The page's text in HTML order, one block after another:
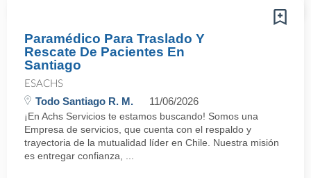
Paramédico Para Traslado Y
Rescate De Pacientes En
Santiago
ESACHS
Todo Santiago R. M. 11/06/2026
¡En Achs Servicios te estamos buscando! Somos una
Empresa de servicios, que cuenta con el respaldo y
trayectoria de la mutualidad líder en Chile. Nuestra misión
es entregar confianza, ...